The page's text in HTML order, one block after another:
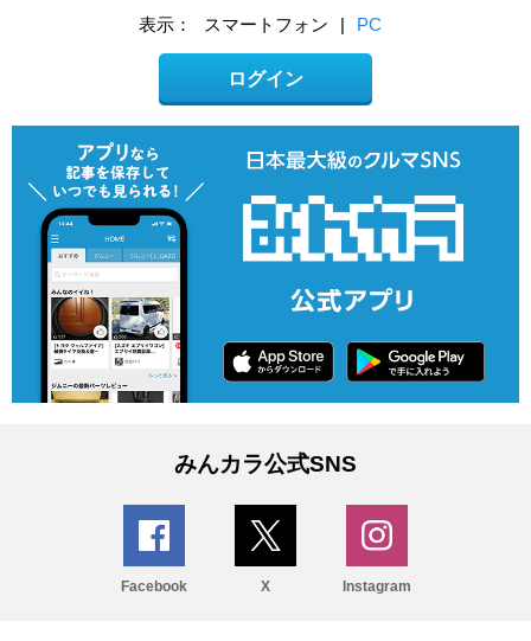
表示： スマートフォン | PC
ログイン
みんカラ公式SNS
Facebook X Instagram